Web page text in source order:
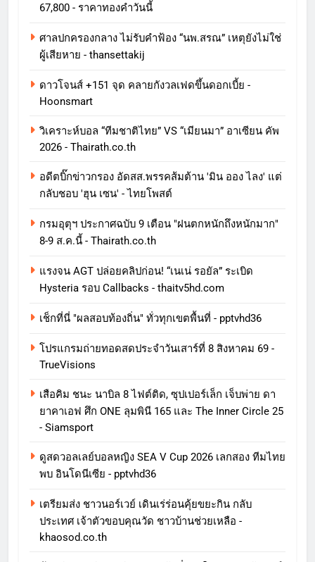
67,800 - ราคาทองคําวันนี้
ศาลปกครองกลาง ไม่รับคำฟ้อง “นพ.สรณ” เหตุยังไม่ใช่
ผู้เสียหาย - thansettakij
ดาวโจนส์ +151 จุด คลายกังวลเฟดขึ้นดอกเบี้ย -
Hoonsmart
วิเคราะห์บอล “ทีมชาติไทย” VS “เมียนมา” อาเซียน คัพ
2026 - Thairath.co.th
อดีตบิ๊กข่าวกรอง อัดสส.พรรคส้มต้าน 'มิน ออง ไลง' แต่
กลับชอบ 'ฮุน เซน' - ไทยโพสต์
กรมอุตุฯ ประกาศฉบับ 9 เตือน "ฝนตกหนักถึงหนักมาก"
8-9 ส.ค.นี้ - Thairath.co.th
แรงจน AGT ปล่อยคลิปก่อน! “เนเน่ รอยัล” ระเบิด
Hysteria รอบ Callbacks - thaitv5hd.com
เช็กที่นี่ "ผลสอบท้องถิ่น" ทั่วทุกเขตพื้นที่ - pptvhd36
โปรแกรมถ่ายทอดสดประจำวันเสาร์ที่ 8 สิงหาคม 69 -
TrueVisions
เสือคิม ชนะ นาบิล 8 ไฟต์ติด, ซุปเปอร์เล็ก เจ็บพ่าย ดา
ยาคาเอฟ ศึก ONE ลุมพินี 165 และ The Inner Circle 25
- Siamsport
ดูสดวอลเลย์บอลหญิง SEA V Cup 2026 เลกสอง ทีมไทย
พบ อินโดนีเซีย - pptvhd36
เตรียมส่ง ชาวนอร์เวย์ เดินเร่ร่อนคุ้ยขยะกิน กลับ
ประเทศ เจ้าตัวขอบคุณวัด ชาวบ้านช่วยเหลือ -
khaosod.co.th